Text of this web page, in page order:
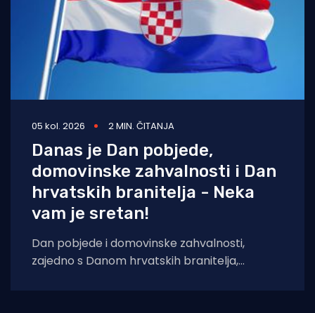
05 kol. 2026 2 MIN. ČITANJA
Danas je Dan pobjede,
domovinske zahvalnosti i Dan
hrvatskih branitelja - Neka
vam je sretan!
Dan pobjede i domovinske zahvalnosti,
zajedno s Danom hrvatskih branitelja,